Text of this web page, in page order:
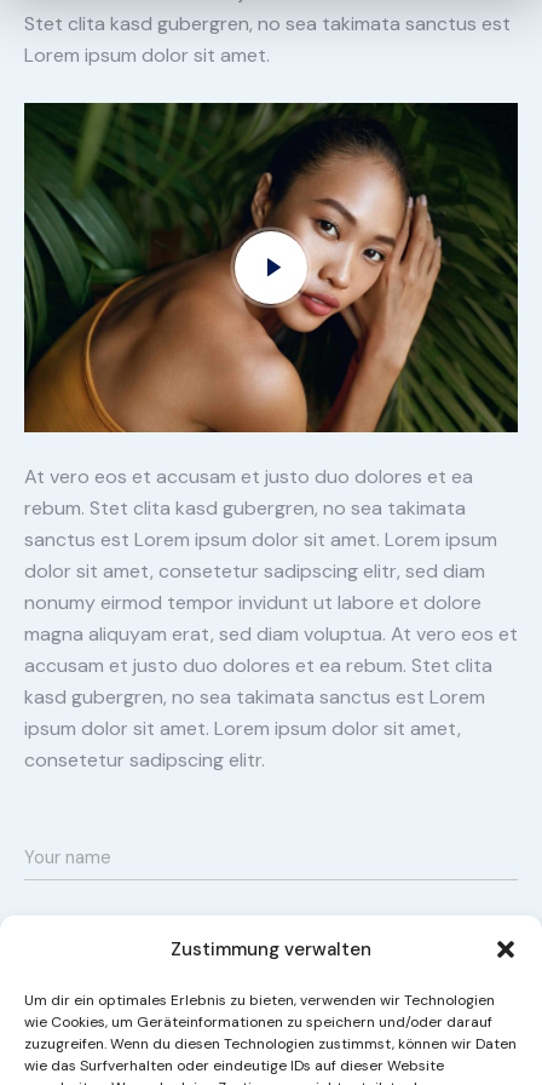
Zustimmung verwalten
Um dir ein optimales Erlebnis zu bieten, verwenden wir Technologien
wie Cookies, um Geräteinformationen zu speichern und/oder darauf
zuzugreifen. Wenn du diesen Technologien zustimmst, können wir Daten
wie das Surfverhalten oder eindeutige IDs auf dieser Website
Stet clita kasd gubergren, no sea takimata sanctus est
Lorem ipsum dolor sit amet.
At vero eos et accusam et justo duo dolores et ea
rebum. Stet clita kasd gubergren, no sea takimata
sanctus est Lorem ipsum dolor sit amet. Lorem ipsum
dolor sit amet, consetetur sadipscing elitr, sed diam
nonumy eirmod tempor invidunt ut labore et dolore
magna aliquyam erat, sed diam voluptua. At vero eos et
accusam et justo duo dolores et ea rebum. Stet clita
kasd gubergren, no sea takimata sanctus est Lorem
ipsum dolor sit amet. Lorem ipsum dolor sit amet,
consetetur sadipscing elitr.